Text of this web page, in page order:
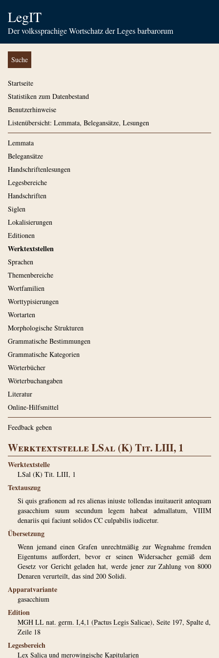
LegIT
Der volkssprachige Wortschatz der Leges barbarorum
Suche
Startseite
Statistiken zum Datenbestand
Benutzerhinweise
Listenübersicht: Lemmata, Belegansätze, Lesungen
Lemmata
Belegansätze
Handschriftenlesungen
Legesbereiche
Handschriften
Siglen
Lokalisierungen
Editionen
Werktextstellen
Sprachen
Themenbereiche
Wortfamilien
Worttypisierungen
Wortarten
Morphologische Strukturen
Grammatische Bestimmungen
Grammatische Kategorien
Wörterbücher
Wörterbuchangaben
Literatur
Online-Hilfsmittel
Feedback geben
Werktextstelle LSal (K) Tit. LIII, 1
Werktextstelle
LSal (K) Tit. LIII, 1
Textauszug
Si quis grafionem ad res alienas iniuste tollendas inuitauerit antequam
gasacchium suum secundum legem habeat admallatum, VIIIM
denariis qui faciunt solidos CC culpabilis iudicetur.
Übersetzung
Wenn jemand einen Grafen unrechtmäßig zur Wegnahme fremden
Eigentums auffordert, bevor er seinen Widersacher gemäß dem
Gesetz vor Gericht geladen hat, werde jener zur Zahlung von 8000
Denaren verurteilt, das sind 200 Solidi.
Apparatvariante
gasacchium
Edition
MGH LL nat. germ. I,4,1 (Pactus Legis Salicae), Seite 197, Spalte d,
Zeile 18
Legesbereich
Lex Salica und merowingische Kapitularien